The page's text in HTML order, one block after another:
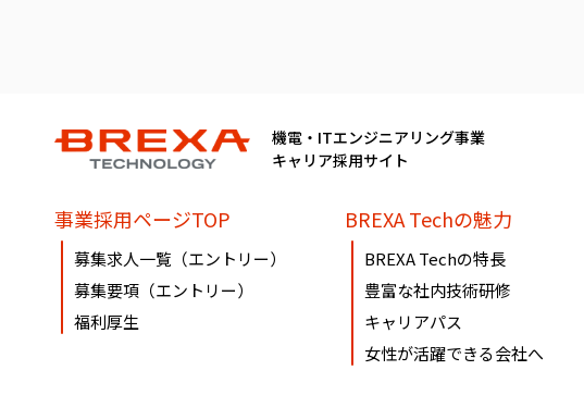
機電・ITエンジニアリング事業
キャリア採用サイト
事業採用ページTOP
募集求人一覧（エントリー）
募集要項（エントリー）
福利厚生
BREXA Techの魅力
BREXA Techの特長
豊富な社内技術研修
キャリアパス
女性が活躍できる会社へ